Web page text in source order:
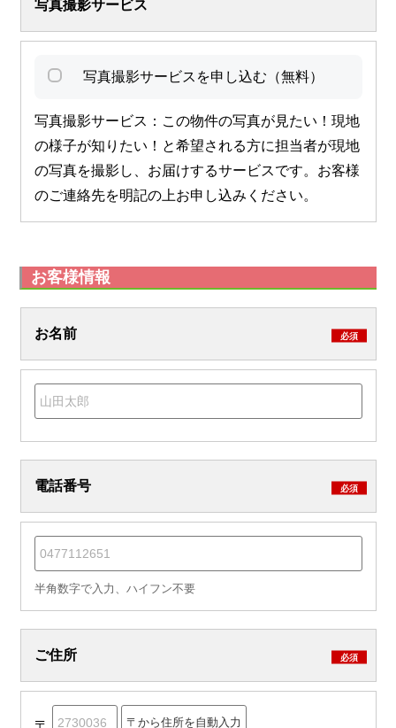
写真撮影サービス
写真撮影サービスを申し込む（無料）
写真撮影サービス：この物件の写真が見たい！現地
の様子が知りたい！と希望される方に担当者が現地
の写真を撮影し、お届けするサービスです。お客様
のご連絡先を明記の上お申し込みください。
お客様情報
お名前 必須
電話番号 必須
半角数字で入力、ハイフン不要
ご住所 必須